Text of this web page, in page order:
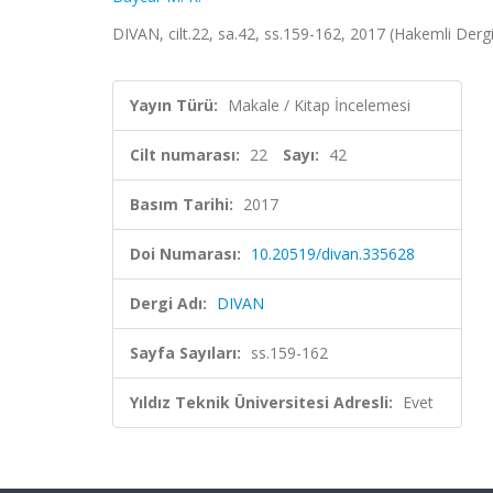
DIVAN, cilt.22, sa.42, ss.159-162, 2017 (Hakemli
Yayın Türü: Makale / Kitap İncelemesi
Cilt numarası: 22 Sayı: 42
Basım Tarihi: 2017
Doi Numarası: 10.20519/divan.335628
Dergi Adı: DIVAN
Sayfa Sayıları: ss.159-162
Yıldız Teknik Üniversitesi Adresli: Evet